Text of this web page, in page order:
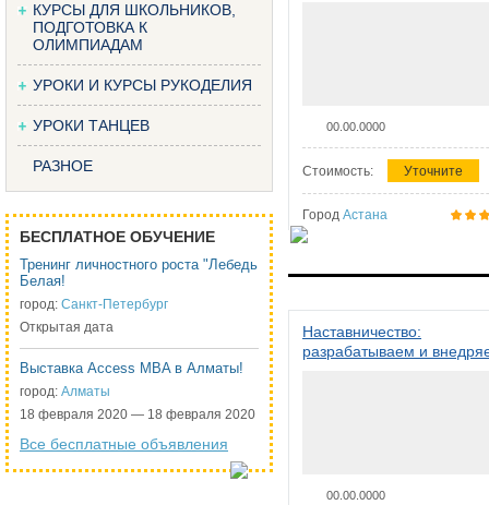
КУРСЫ ДЛЯ ШКОЛЬНИКОВ,
ПОДГОТОВКА К
ОЛИМПИАДАМ
УРОКИ И КУРСЫ РУКОДЕЛИЯ
УРОКИ ТАНЦЕВ
РАЗНОЕ
БЕСПЛАТНОЕ ОБУЧЕНИЕ
Тренинг личностного роста "Лебедь
Белая!
город: Санкт-Петербург
Открытая дата
Выставка Access MBA в Алматы!
город: Алматы
18 февраля 2020 — 18 февраля 2020
Все бесплатные объявления
00.00.0000
Стоимость: Уточните
Город Астана
Наставничество:
разрабатываем и
00.00.0000